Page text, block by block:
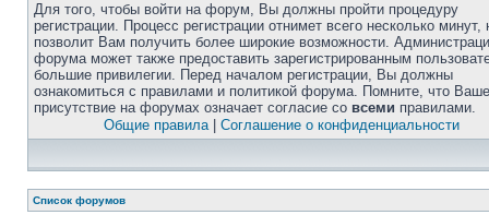
Для того, чтобы войти на форум, Вы должны пройти процедуру
регистрации. Процесс регистрации отнимет всего несколько минут,
позволит Вам получить более широкие возможности.
форума может также предоставить зарегистрированным
большие привилегии. Перед началом регистрации, Вы должны
ознакомиться с правилами и политикой форума. Помните, что Ваше
присутствие на форумах означает согласие со всеми правилами.
Общие правила| Соглашение о конфиденциальности
Список форумов